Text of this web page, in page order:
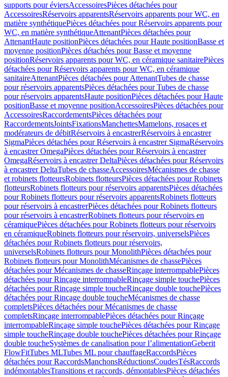
supports pour éviersAccessoiresPièces détachées pour
AccessoiresRéservoirs apparentsRéservoirs apparents pour WC, en
matière synthétiquePièces détachées pour Réservoirs apparents pour
WC, en matière synthétiqueAttenantPièces détachées pour
AttenantHaute positionPièces détachées pour Haute positionBasse et
moyenne positionPièces détachées pour Basse et moyenne
positionRéservoirs apparents pour WC, en céramique sanitairePièces
détachées pour Réservoirs apparents pour WC, en céramique
sanitaireAttenantPièces détachées pour AttenantTubes de chasse
pour réservoirs apparentsPièces détachées pour Tubes de chasse
pour réservoirs apparentsHaute positionPièces détachées pour Haute
positionBasse et moyenne positionAccessoiresPièces détachées pour
AccessoiresRaccordementsPièces détachées pour
RaccordementsJointsFixationsManchettesMamelons, rosaces et
modérateurs de débitRéservoirs à encastrerRéservoirs à encastrer
SigmaPièces détachées pour Réservoirs à encastrer SigmaRéservoirs
à encastrer OmegaPièces détachées pour Réservoirs à encastrer
OmegaRéservoirs à encastrer DeltaPièces détachées pour Réservoirs
à encastrer DeltaTubes de chasseAccessoiresMécanismes de chasse
et robinets flotteursRobinets flotteursPièces détachées pour Robinets
flotteursRobinets flotteurs pour réservoirs apparentsPièces détachées
pour Robinets flotteurs pour réservoirs apparentsRobinets flotteurs
pour réservoirs à encastrerPièces détachées pour Robinets flotteurs
pour réservoirs à encastrerRobinets flotteurs pour réservoirs en
céramiquePièces détachées pour Robinets flotteurs pour réservoirs
en céramiqueRobinets flotteurs pour réservoirs, universelsPièces
détachées pour Robinets flotteurs pour réservoirs,
universelsRobinets flotteurs pour MonolithPièces détachées pour
Robinets flotteurs pour MonolithMécanismes de chassePièces
détachées pour Mécanismes de chasseRinçage interrompablePièces
détachées pour Rinçage interrompableRinçage simple touchePièces
détachées pour Rinçage simple toucheRinçage double touchePièces
détachées pour Rinçage double toucheMécanismes de chasse
completsPièces détachées pour Mécanismes de chasse
completsRinçage interrompablePièces détachées pour Rinçage
interrompableRinçage simple touchePièces détachées pour Rinçage
simple toucheRinçage double touchePièces détachées pour Rinçage
double toucheSystèmes de canalisation pour l’alimentationGeberit
FlowFitTubes MLTubes ML pour chauffageRaccordsPièces
détachées pour RaccordsManchonsRéductionsCoudesTésRaccords
indémontablesTransitions et raccords, démontablesPièces détachées